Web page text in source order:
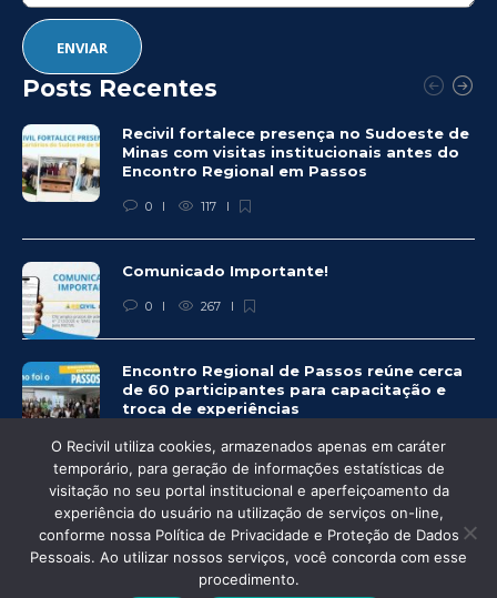
Posts Recentes
Recivil fortalece presença no Sudoeste de
Minas com visitas institucionais antes do
Encontro Regional em Passos
0 117
Comunicado Importante!
0 267
Encontro Regional de Passos reúne cerca
de 60 participantes para capacitação e
troca de experiências
0 263
© Recivil 2020 – Todos os direitos reservados.
O Recivil utiliza cookies, armazenados apenas em caráter
temporário, para geração de informações estatísticas de
visitação no seu portal institucional e aperfeiçoamento da
experiência do usuário na utilização de serviços on-line,
conforme nossa Política de Privacidade e Proteção de Dados
Pessoais. Ao utilizar nossos serviços, você concorda com esse
procedimento.